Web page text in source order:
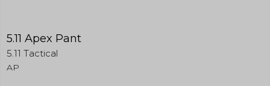
5.11 Apex Pant
5.11 Tactical
AP